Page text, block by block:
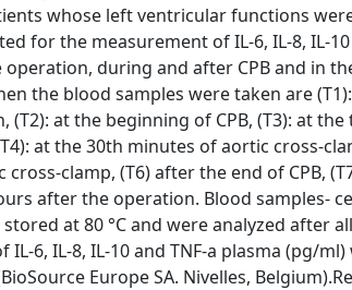
whose left ventricular functions
for the measurement of IL-6, IL-8, IL-
during and after CPB and in
the blood samples were taken are
(T2): at the beginning of CPB, (T3): at
at the 30th minutes of aortic cross-
clamp, (T6) after the end of CPB,
after the operation. Blood samples-
at 80 °C and were analyzed after
IL-6, IL-8, IL-10 and TNF-a plasma (pg/
Europe SA. Nivelles,